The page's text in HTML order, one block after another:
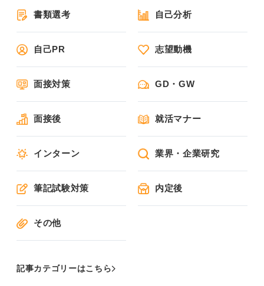
書類選考 自己分析
自己PR 志望動機
面接対策 GD・GW
面接後 就活マナー
インターン 業界・企業研究
筆記試験対策 内定後
その他
記事カテゴリーはこちら